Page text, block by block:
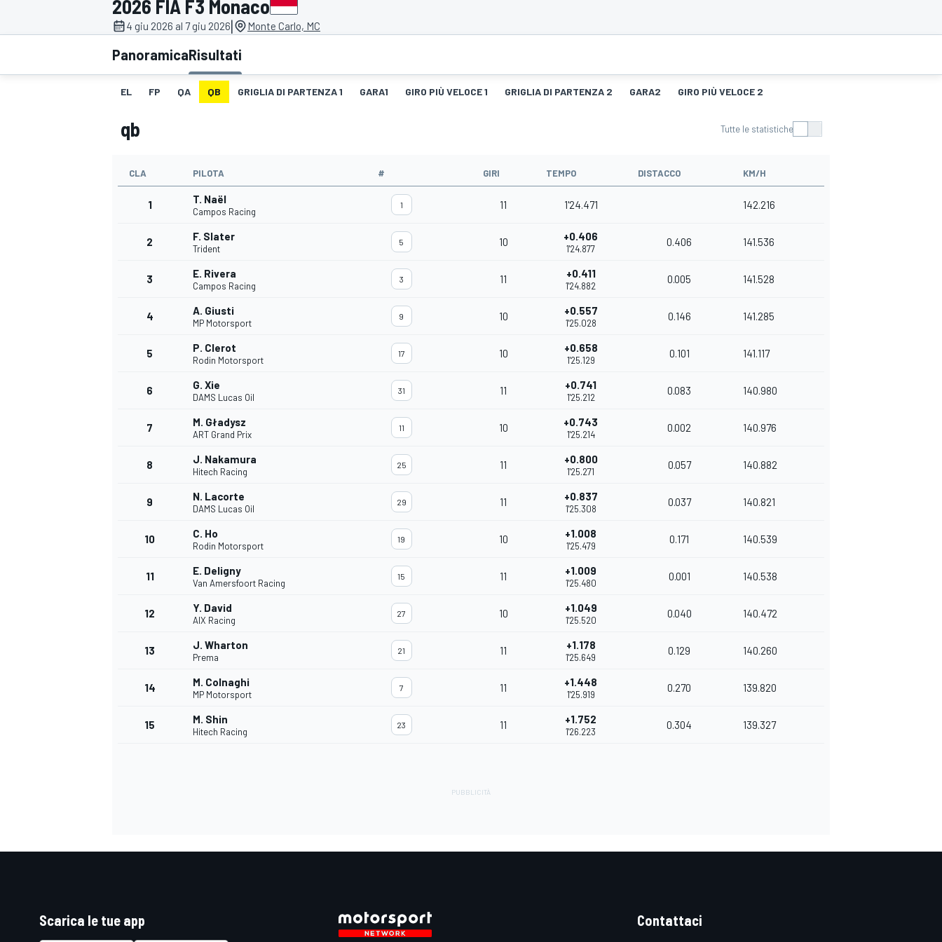
MOTOGP WEC
WRC
MONOPOSTO
2026 FIA F3 Monaco
4 giu 2026 al 7 giu 2026| Monte Carlo, MC
PanoramicaRisultati
EL FP QA QB GRIGLIA DI PARTENZA 1 GARA1 GIRO PIÙ VELOCE 1 GRIGLIA DI PARTENZA 2 GARA2 GIRO PIÙ VELOCE 2
qb Tutte le statistiche
CLA PILOTA # GIRI TEMPO DISTACCO KM/H
1 T. Naël
Campos Racing
1 11 1'24.471 142.216
2 F. Slater
Trident
5 10 +0.406
1'24.877
0.406 141.536
3 E. Rivera
Campos Racing
3 11 +0.411
1'24.882
0.005 141.528
4 A. Giusti
MP Motorsport
9 10 +0.557
1'25.028
0.146 141.285
5 P. Clerot
Rodin Motorsport
17 10 +0.658
1'25.129
0.101 141.117
6 G. Xie
DAMS Lucas Oil
31 11 +0.741
1'25.212
0.083 140.980
7 M. Gładysz
ART Grand Prix
11 10 +0.743
1'25.214
0.002 140.976
8 J. Nakamura
Hitech Racing
25 11 +0.800
1'25.271
0.057 140.882
9 N. Lacorte
DAMS Lucas Oil
29 11 +0.837
1'25.308
0.037 140.821
10 C. Ho
Rodin Motorsport
19 10 +1.008
1'25.479
0.171 140.539
11 E. Deligny
Van Amersfoort Racing
15 11 +1.009
1'25.480
0.001 140.538
12 Y. David
AIX Racing
27 10 +1.049
1'25.520
0.040 140.472
13 J. Wharton
Prema
21 11 +1.178
1'25.649
0.129 140.260
14 M. Colnaghi
MP Motorsport
7 11 +1.448
1'25.919
0.270 139.820
15 M. Shin
Hitech Racing
23 11 +1.752
1'26.223
0.304 139.327
Scarica le tue app Contattaci